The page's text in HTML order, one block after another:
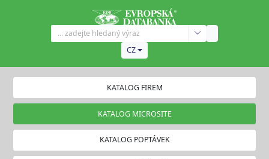
CZ
KATALOG FIREM
KATALOG MICROSITE
KATALOG POPTÁVEK